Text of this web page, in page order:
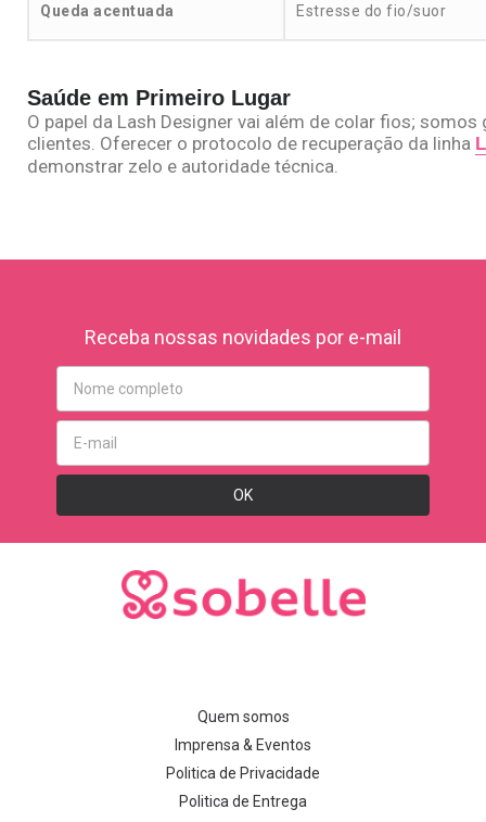
Queda acentuada Estresse do fio/suor
Saúde em Primeiro Lugar
O papel da Lash Designer vai além de colar fios;
clientes. Oferecer o protocolo de recuperação da linha
demonstrar zelo e autoridade técnica.
Receba nossas novidades por e-mail
Quem somos
Imprensa & Eventos
Politica de Privacidade
Politica de Entrega